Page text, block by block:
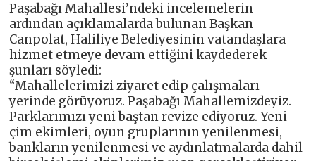
Paşabağı Mahallesi’ndeki incelemelerin
ardından açıklamalarda bulunan Başkan
Canpolat, Haliliye Belediyesinin vatandaşlara
hizmet etmeye devam ettiğini kaydederek
şunları söyledi:
“Mahallelerimizi ziyaret edip çalışmaları
yerinde görüyoruz. Paşabağı Mahallemizdeyiz.
Parklarımızı yeni baştan revize ediyoruz. Yeni
çim ekimleri, oyun gruplarının yenilenmesi,
bankların yenilenmesi ve aydınlatmalarda dahil